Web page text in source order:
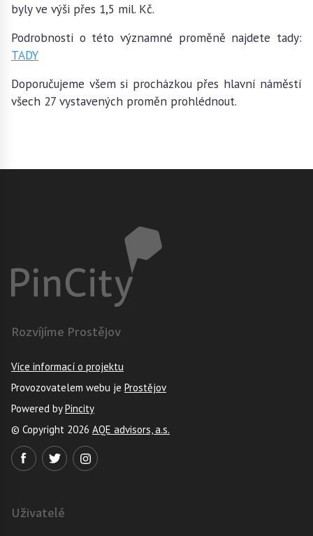
byly ve výši přes 1,5 mil. Kč.
Podrobnosti o této významné proměně najdete tady:
TADY
Doporučujeme všem si procházkou přes hlavní náměstí
všech 27 vystavených proměn prohlédnout.
Rozvíjíme Prostějov
Více informací o projektu
Provozovatelem webu je Prostějov
Powered byPincity
© Copyright 2026 AQE advisors, a.s.
Uživatelé